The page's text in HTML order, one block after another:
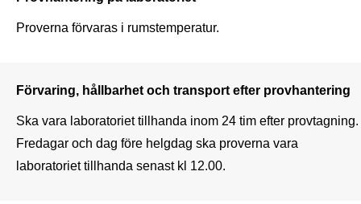
Proverna förvaras i rumstemperatur.
Förvaring, hållbarhet och transport efter provhantering
Ska vara laboratoriet tillhanda inom 24 tim efter provtagning.
Fredagar och dag före helgdag ska proverna vara